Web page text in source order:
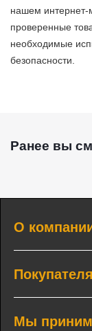
нашем интернет-
проверенные
необходимые
безопасности.
Ранее вы
О
Мы